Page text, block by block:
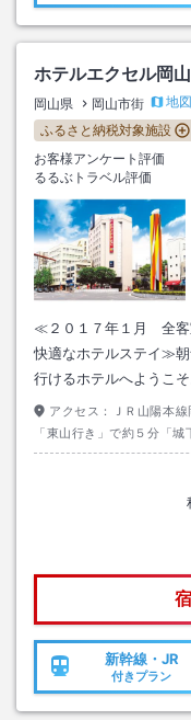
ホテルエクセル岡山
岡山県 岡山市街
地図
ふるさと納税対象施設
お客様アンケート評価
るるぶトラベル評価
≪２０１７年１月 全客
快適なホテルステイ≫
行けるホテルへようこそ
アクセス：
ＪＲ山陽本
「東山行き」で約５分「
新幹線・JR
付きプラン